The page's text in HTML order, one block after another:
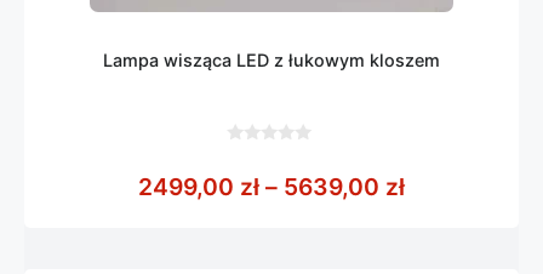
Lampa wisząca LED z łukowym kloszem
5
2499,00 zł – 5639,00 złZakres cen: